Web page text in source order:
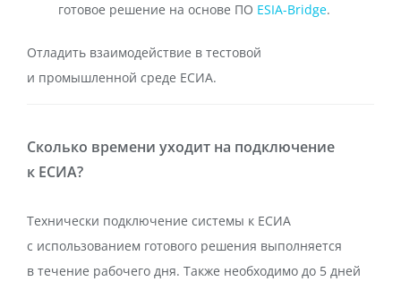
готовое решение на основе ПО ESIA-Bridge.
Отладить взаимодействие в тестовой
и промышленной среде ЕСИА.
Сколько времени уходит на подключение
к ЕСИА?
Технически подключение системы к ЕСИА
с использованием готового решения выполняется
в течение рабочего дня. Также необходимо до 5 дней